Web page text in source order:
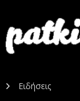
Ειδήσεις